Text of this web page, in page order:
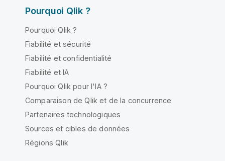
Pourquoi Qlik ?
Pourquoi Qlik ?
Fiabilité et sécurité
Fiabilité et confidentialité
Fiabilité et IA
Pourquoi Qlik pour l'IA ?
Comparaison de Qlik et de la concurrence
Partenaires technologiques
Sources et cibles de données
Régions Qlik